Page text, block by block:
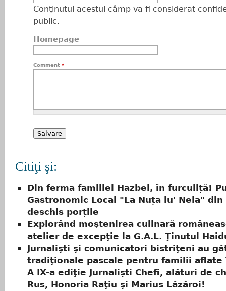
Conţinutul acestui câmp va fi considerat
public.
Homepage
Comment *
Citiţi şi:
Din ferma familiei Hazbei, în furculiță!
Gastronomic Local "La Nuța lu' Neia" din
deschis porțile
Explorând moştenirea culinară
atelier de excepţie la G.A.L. Ţinutul
Jurnalişti şi comunicatori bistriţeni au
tradiţionale pascale pentru familii aflate
A IX-a ediţie Jurnaliști Chefi, alături de
Rus, Honoria Raţiu şi Marius Lăzăroi!